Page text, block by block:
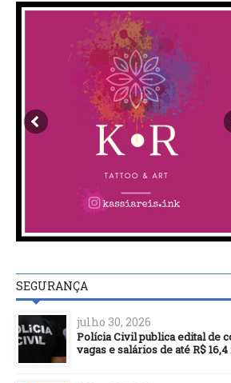
SEGURANÇA
julho 30, 2026
Polícia Civil publica edital de
vagas e salários de até R$